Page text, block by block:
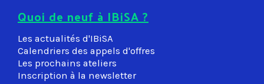
Quoi de neuf à IBiSA ?
Les actualités d'IBiSA
Calendriers des appels d'offres
Les prochains ateliers
Inscription à la newsletter